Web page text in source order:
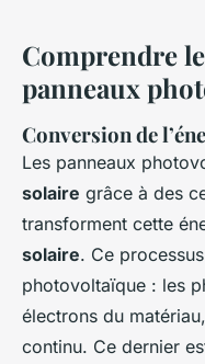
Comprendre
panneaux
Conversion de
Les panneaux
solaire grâce à des
transforment cette
solaire. Ce
photovoltaïque : les
électrons du
continu. Ce dernier